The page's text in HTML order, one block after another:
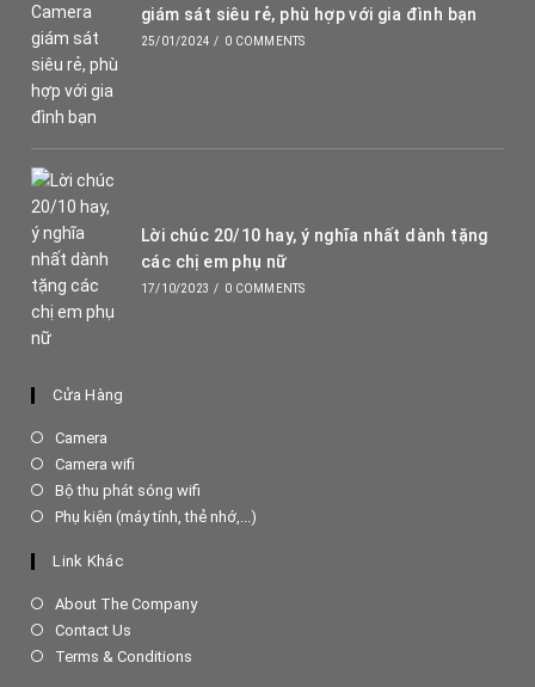
giám sát siêu rẻ, phù hợp với gia đình bạn
25/01/2024 / 0 COMMENTS
Lời chúc 20/10 hay, ý nghĩa nhất dành tặng
các chị em phụ nữ
17/10/2023 / 0 COMMENTS
Cửa Hàng
Camera
in
a
new
tab
Camera wifi
in
a
new
Bộ thu phát sóng wifi
in
Phụ kiện (máy tính, thẻ nhớ,...)
Link Khác
About The Company
Contact Us
Terms & Conditions